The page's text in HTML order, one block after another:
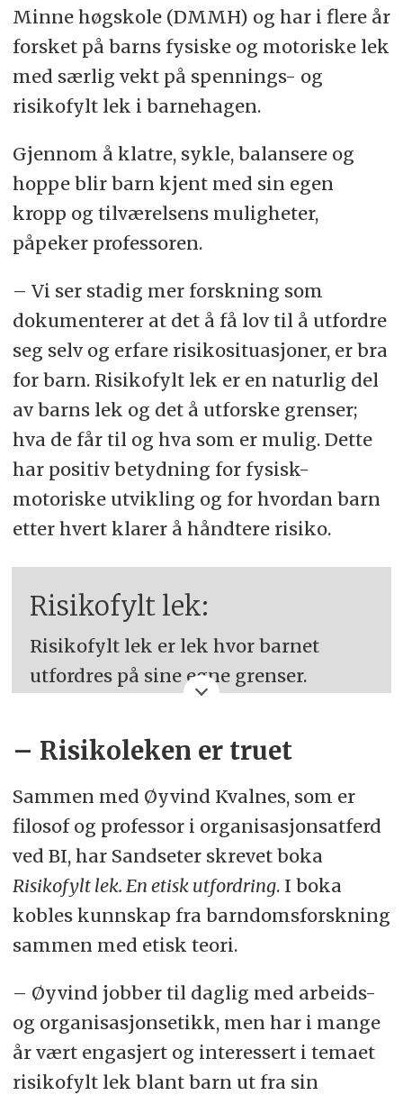
Minne høgskole (DMMH) og har i flere år
forsket på barns fysiske og motoriske lek
med særlig vekt på spennings- og
risikofylt lek i barnehagen.
Gjennom å klatre, sykle, balansere og
hoppe blir barn kjent med sin egen
kropp og tilværelsens muligheter,
påpeker professoren.
– Vi ser stadig mer forskning som
dokumenterer at det å få lov til å utfordre
seg selv og erfare risikosituasjoner, er bra
for barn. Risikofylt lek er en naturlig del
av barns lek og det å utforske grenser;
hva de får til og hva som er mulig. Dette
har positiv betydning for fysisk-
motoriske utvikling og for hvordan barn
etter hvert klarer å håndtere risiko.
Risikofylt lek:
Risikofylt lek er lek hvor barnet
utfordres på sine egne grenser.
fysisk lek som innebærer spenning,
barna i verste fall kan skade seg som
konsekvens. For eksempel klatring,
balansering i høyden, lek som
innebærer stor fart, lekeslåssing (og
lignende), aktiviteter med farlige
bygging med hammer og spiker, lek i
og i nærheten av vann, og lignende.
– Risikoleken er truet
Sammen med Øyvind Kvalnes, som er
filosof og professor i organisasjonsatferd
ved BI, har Sandseter skrevet boka
Risikofylt lek. En etisk utfordring. I boka
kobles kunnskap fra barndomsforskning
sammen med etisk teori.
– Øyvind jobber til daglig med arbeids-
og organisasjonsetikk, men har i mange
år vært engasjert og interessert i temaet
risikofylt lek blant barn ut fra sin